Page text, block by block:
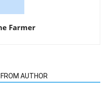
Farmer
AUTHOR